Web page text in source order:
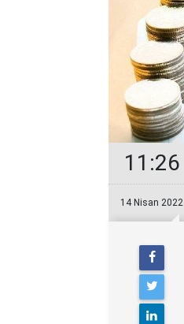
11:26
14 Nisan 2022